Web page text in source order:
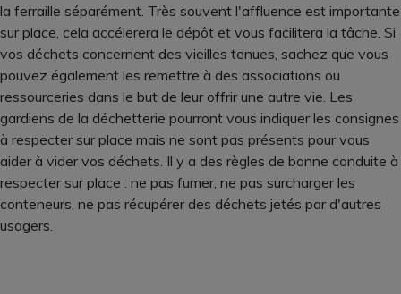
la ferraille séparément. Très souvent l'affluence est importante
sur place, cela accélerera le dépôt et vous facilitera la tâche. Si
vos déchets concernent des vieilles tenues, sachez que vous
pouvez également les remettre à des associations ou
ressourceries dans le but de leur offrir une autre vie. Les
gardiens de la déchetterie pourront vous indiquer les consignes
à respecter sur place mais ne sont pas présents pour vous
aider à vider vos déchets. Il y a des règles de bonne conduite à
respecter sur place : ne pas fumer, ne pas surcharger les
conteneurs, ne pas récupérer des déchets jetés par d'autres
usagers.